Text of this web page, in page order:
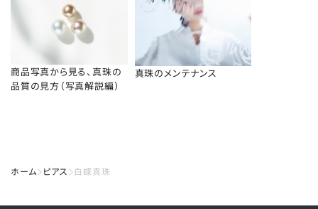
商品写真から見る、真珠の
品質の見方（写真解説編）
真珠のメンテナンス
ホーム ピアス 白蝶真珠